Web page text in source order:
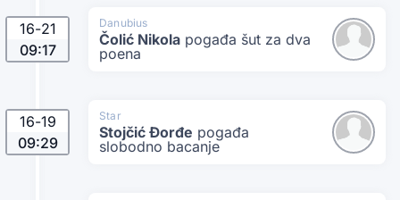
Danubius
Čolić Nikolapogađa šut za dva
poena
16-21
09:17
Star
Stojčić Đorđe pogađa
slobodno bacanje
16-19
09:29